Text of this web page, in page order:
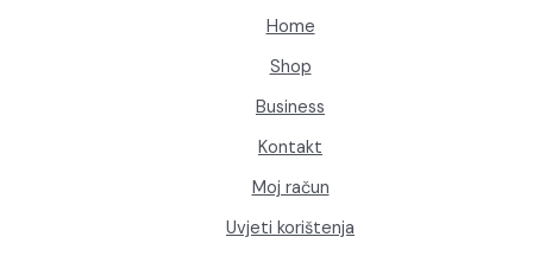
Home
Shop
Business
Kontakt
Moj račun
Uvjeti korištenja